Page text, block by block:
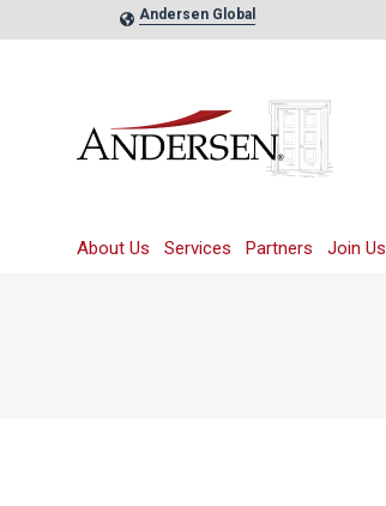
Andersen Global
About Us Services Partners Join Us